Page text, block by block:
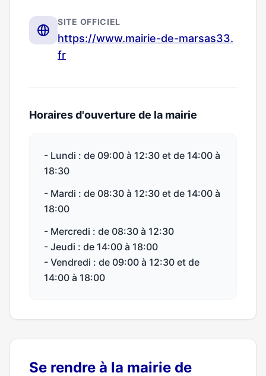
SITE OFFICIEL
https://www.mairie-de-marsas33.
fr
Horaires d'ouverture de la mairie
- Lundi : de 09:00 à 12:30 et de 14:00 à
18:30
- Mardi : de 08:30 à 12:30 et de 14:00 à
18:00
- Mercredi : de 08:30 à 12:30
- Jeudi : de 14:00 à 18:00
- Vendredi : de 09:00 à 12:30 et de
14:00 à 18:00
Se rendre à la mairie de